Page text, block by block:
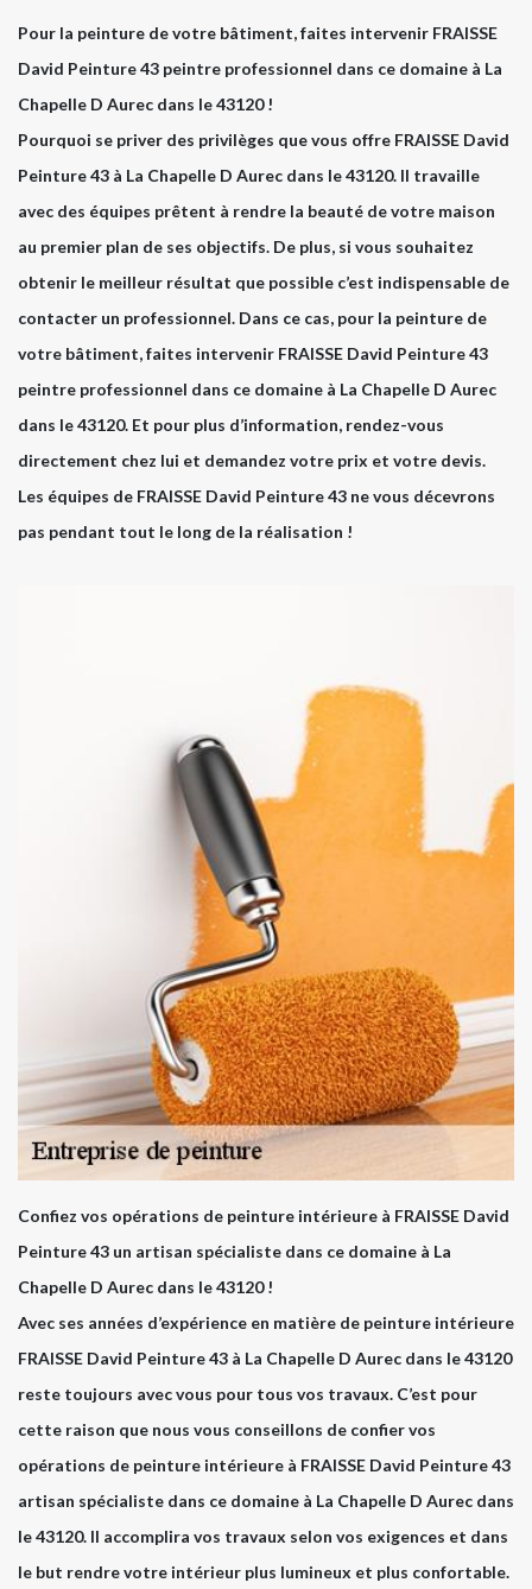
Pour la peinture de votre bâtiment, faites intervenir FRAISSE
David Peinture 43 peintre professionnel dans ce domaine à La
Chapelle D Aurec dans le 43120 !
Pourquoi se priver des privilèges que vous offre FRAISSE David
Peinture 43 à La Chapelle D Aurec dans le 43120. Il travaille
avec des équipes prêtent à rendre la beauté de votre maison
au premier plan de ses objectifs. De plus, si vous souhaitez
obtenir le meilleur résultat que possible c’est indispensable de
contacter un professionnel. Dans ce cas, pour la peinture de
votre bâtiment, faites intervenir FRAISSE David Peinture 43
peintre professionnel dans ce domaine à La Chapelle D Aurec
dans le 43120. Et pour plus d’information, rendez-vous
directement chez lui et demandez votre prix et votre devis.
Les équipes de FRAISSE David Peinture 43 ne vous décevrons
pas pendant tout le long de la réalisation !
Confiez vos opérations de peinture intérieure à FRAISSE David
Peinture 43 un artisan spécialiste dans ce domaine à La
Chapelle D Aurec dans le 43120 !
Avec ses années d’expérience en matière de peinture intérieure
FRAISSE David Peinture 43 à La Chapelle D Aurec dans le 43120
reste toujours avec vous pour tous vos travaux. C’est pour
cette raison que nous vous conseillons de confier vos
opérations de peinture intérieure à FRAISSE David Peinture 43
artisan spécialiste dans ce domaine à La Chapelle D Aurec dans
le 43120. Il accomplira vos travaux selon vos exigences et dans
le but rendre votre intérieur plus lumineux et plus confortable.